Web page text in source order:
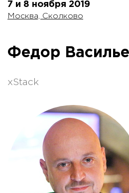
7 и 8 ноября 2019
Москва, Сколково
Федор
xStack